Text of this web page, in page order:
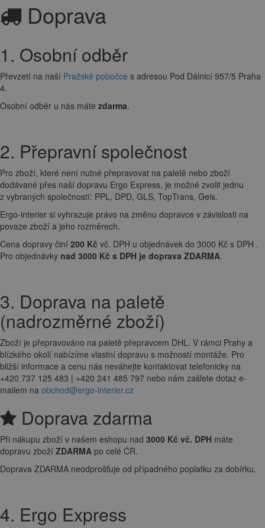
Doprava
1. Osobní odběr
Převzetí na naší Pražské pobočce s adresou Pod Dálnicí 957/5 Praha
4.
Osobní odběr u nás máte zdarma.
2. Přepravní společnost
Pro zboží, které není nutné přepravovat na paletě nebo zboží
dodávané přes naší dopravu Ergo Express, je možné zvolit jednu
z vybraných společností: PPL, DPD, GLS, TopTrans, Geis.
Ergo-interier si vyhrazuje právo na změnu dopravce v závislosti na
povaze zboží a jeho rozměrech.
Cena dopravy činí 200 Kč vč. DPH u objednávek do 3000 Kč s DPH .
Pro objednávky nad 3000 Kč s DPH je doprava ZDARMA.
3. Doprava na paletě
(nadrozměrné zboží)
Zboží je přepravováno na paletě přepravcem DHL. V rámci Prahy a
blízkého okolí nabízíme vlastní dopravu s možností montáže. Pro
bližší informace a cenu nás neváhejte kontaktovat telefonicky na
+420 737 125 483 | +420 241 485 797 nebo nám zašlete dotaz e-
mailem na obchod@ergo-interier.cz
Doprava zdarma
Při nákupu zboží v našem eshopu nad 3000 Kč vč. DPH máte
dopravu zboží ZDARMA po celé ČR.
Doprava ZDARMA neodprošťuje od případného poplatku za dobírku.
4. Ergo Express